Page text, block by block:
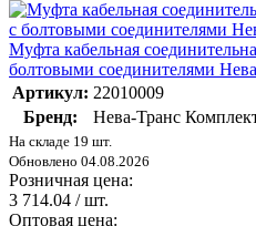
Муфта кабельная
болтовыми соединителями
Артикул: 22010009
Бренд:
Нева-Транс
На складе 19 шт.
Обновлено 04.08.2026
Розничная цена:
3 714.04 / шт.
Оптовая цена: